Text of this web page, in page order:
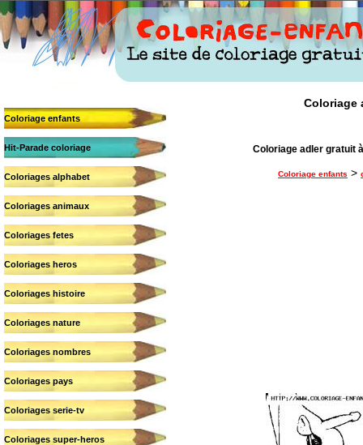
Coloriage enfants
Hit-Parade coloriage
Coloriages alphabet
Coloriages animaux
Coloriages fetes
Coloriages heros
Coloriages histoire
Coloriages nature
Coloriages nombres
Coloriages pays
Coloriages serie-tv
Coloriages super-heros
Coloriage
Coloriage adler gratuit
Coloriage enfants >